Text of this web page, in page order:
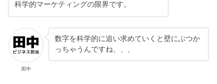
科学的マーケティングの限界です。
田中
数字を科学的に追い求めていくと壁にぶつか
っちゃうんですね、、、